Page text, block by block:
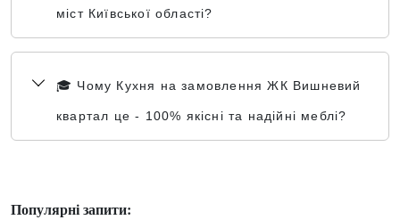
міст Київської області?
🎓 Чому Кухня на замовлення ЖК Вишневий
квартал це - 100% якісні та надійні меблі?
Популярні запити: